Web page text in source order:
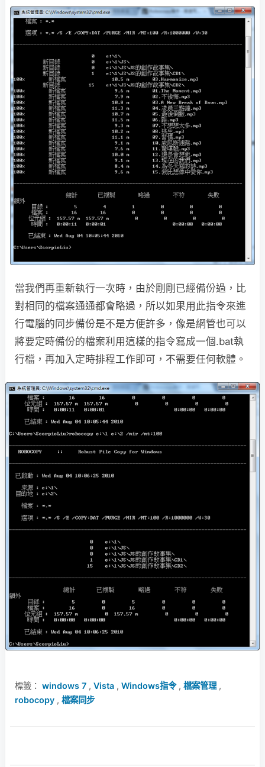
當我們再重新執行一次時，由於剛剛已經備份過，比
對相同的檔案通通都會略過，所以如果用此指令來進
行電腦的同步備份是不是方便許多，像是網管也可以
將要定時備份的檔案利用這樣的指令寫成一個.bat執
行檔，再加入定時排程工作即可，不需要任何軟體。
標籤： windows 7 , Vista , Windows指令, 檔案管理 ,
robocopy , 檔案同步